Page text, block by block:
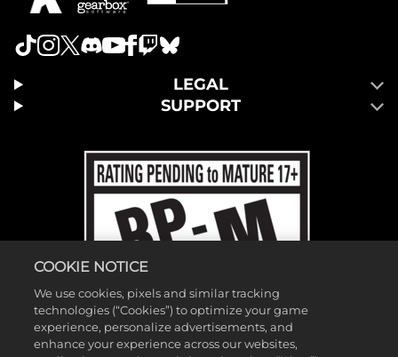
LEGAL
SUPPORT
COOKIE NOTICE
We use cookies, pixels and similar tracking
technologies (“Cookies”) to optimize your game
experience, personalize advertisements, and
enhance your experience across our websites,